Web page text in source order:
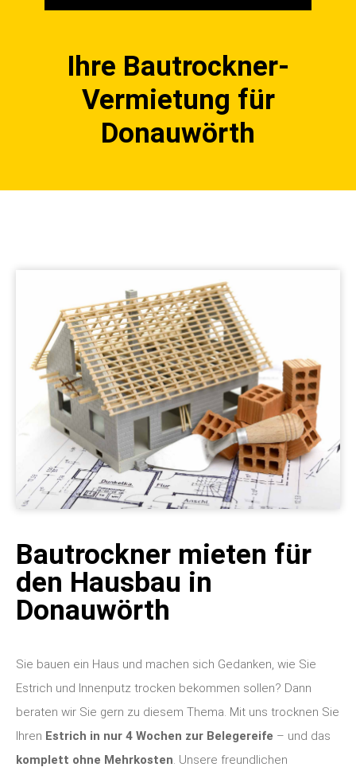
Ihre Bautrockner-
Vermietung für
Donauwörth
Bautrockner mieten für
den Hausbau in
Donauwörth
Sie bauen ein Haus und machen sich Gedanken, wie Sie
Estrich und Innenputz trocken bekommen sollen? Dann
beraten wir Sie gern zu diesem Thema. Mit uns trocknen Sie
Ihren Estrich in nur 4 Wochen zur Belegereife – und das
komplett ohne Mehrkosten. Unsere freundlichen